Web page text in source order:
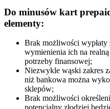
Do minusów kart
elementy:
Brak możliwości
wymienienia ich na
potrzeby finansowej;
Niezwykle wąski zakres
niż bankowa można
sklepów;
Brak możliwości